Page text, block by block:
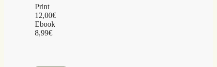
Print
12,00€
Ebook
8,99€